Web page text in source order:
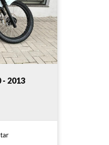
- 2013